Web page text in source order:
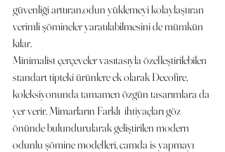
güvenliği arttıran,odun yüklemeyi kolaylaştıran
verimli şömineler yaratılabilmesini de mümkün
kılar.
Minimalist çerçeveler vasıtasıyla özelleştirilebilen
standart tipteki ürünlere ek olarak Decofire,
koleksiyonunda tamamen özgün tasarımlara da
yer verir. Mimarların Farklı  ihtiyaçları göz
önünde bulundurularak geliştirilen modern
odunlu şömine modelleri, camda is yapmayı